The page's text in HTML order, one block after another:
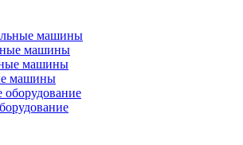
машины
машины